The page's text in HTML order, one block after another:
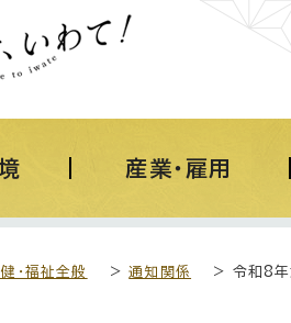
産業・雇用
・福祉全般 >通知関係 > 令和8年